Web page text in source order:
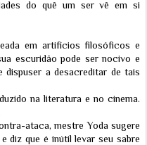
do quê um ser vê em si
em artifícios filosóficos e
escuridão pode ser nocivo e
dispuser a desacreditar de tais
na literatura e no cinema.
ataca, mestre Yoda sugere
diz que é inútil levar seu sabre